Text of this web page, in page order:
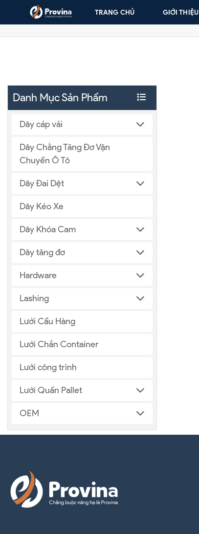
Skip to content
TRANG CHỦ GIỚI THIỆU
Lưới Quấn Pallet Màu Xanh Lá
Danh Mục Sản Phẩm
Dây cáp vải
Dây Chằng Tăng Đơ Vận
Chuyển Ô Tô
Dây Đai Dệt
Dây Kéo Xe
Dây Khóa Cam
Dây tăng đơ
Hardware
Lashing
Lưới Cẩu Hàng
Lưới Chắn Container
Lưới công trình
Lưới Quấn Pallet
OEM